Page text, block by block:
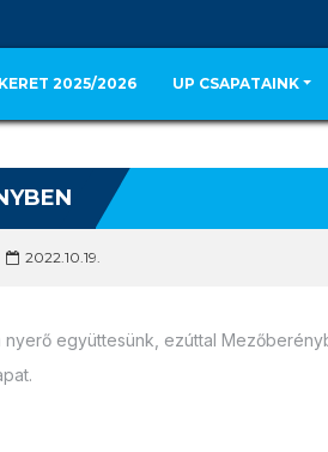
KERET 2025/2026 UP CSAPATAINK
2022.10.19.
együttesünk, ezúttal